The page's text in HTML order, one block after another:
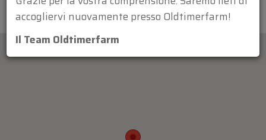
accogliervi nuovamente presso Oldtimerfarm!
Il Team Oldtimerfarm